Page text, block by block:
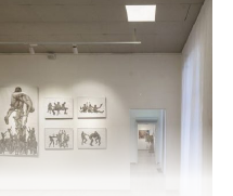
– це зняти 22-тонну
місяць довелося
скловолокна і
використовувати 40-
почув про акт